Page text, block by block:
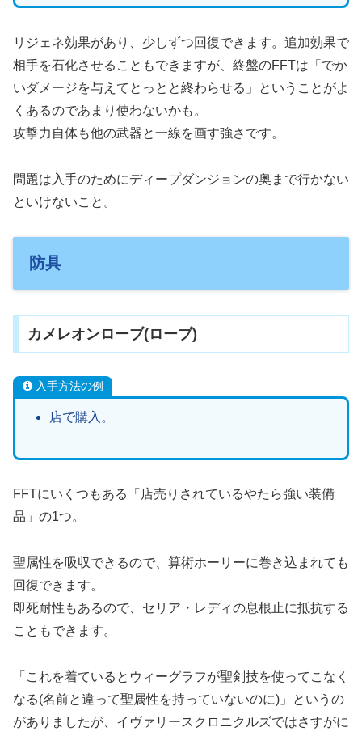
リジェネ効果があり、少しずつ回復できます。追加効果で
相手を石化させることもできますが、終盤のFFTは「でか
いダメージを与えてとっとと終わらせる」ということがよ
くあるのであまり使わないかも。
攻撃力自体も他の武器と一線を画す強さです。
問題は入手のためにディープダンジョンの奥まで行かない
といけないこと。
防具
カメレオンローブ(ローブ)
入手方法の例
店で購入。
FFTにいくつもある「店売りされているやたら強い装備
品」の1つ。
聖属性を吸収できるので、算術ホーリーに巻き込まれても
回復できます。
即死耐性もあるので、セリア・レディの息根止に抵抗する
こともできます。
「これを着ているとウィーグラフが聖剣技を使ってこなく
なる(名前と違って聖属性を持っていないのに)」というの
がありましたが、イヴァリースクロニクルズではさすがに